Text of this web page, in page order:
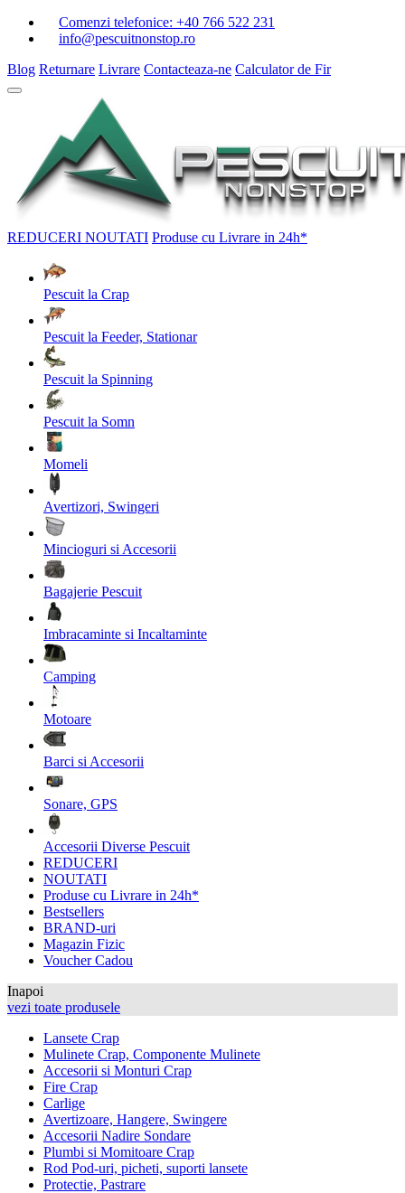
Comenzi telefonice: +40 766 522 231
info@pescuitnonstop.ro
Blog Returnare Livrare Contacteaza-ne Calculator de Fir
REDUCERI NOUTATI Produse cu Livrare in 24h*
Pescuit la Crap
Pescuit la Feeder, Stationar
Pescuit la Spinning
Pescuit la Somn
Momeli
Avertizori, Swingeri
Mincioguri si Accesorii
Bagajerie Pescuit
Imbracaminte si Incaltaminte
Camping
Motoare
Barci si Accesorii
Sonare, GPS
Accesorii Diverse Pescuit
REDUCERI
NOUTATI
Produse cu Livrare in 24h*
Bestsellers
BRAND-uri
Magazin Fizic
Voucher Cadou
Inapoi
vezi toate produsele
Lansete Crap
Mulinete Crap, Componente Mulinete
Accesorii si Monturi Crap
Fire Crap
Carlige
Avertizoare, Hangere, Swingere
Accesorii Nadire Sondare
Plumbi si Momitoare Crap
Rod Pod-uri, picheti, suporti lansete
Protectie, Pastrare